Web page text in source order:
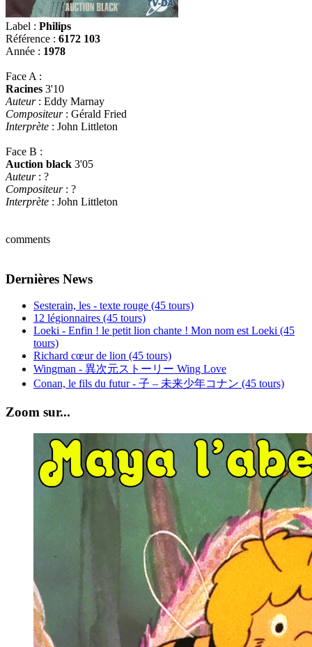
Label : Philips
Référence : 6172 103
Année : 1978
Face A :
Racines 3'10
Auteur: Eddy Marnay
Compositeur: Gérald Fried
Interprète : John Littleton
Face B :
Auction black 3'05
Auteur: ?
Compositeur: ?
Interprète : John Littleton
comments
Dernières News
Sesterain, les - texte rouge (45 tours)
12 légionnaires (45 tours)
Loeki - Enfin ! le petit lion chante ! Mon nom est Loeki (45
tours)
Richard cœur de lion (45 tours)
Wingman - 異次元ストーリー Wing Love
Conan, le fils du futur - 子 – 未来少年コナン (45 tours)
Zoom sur...